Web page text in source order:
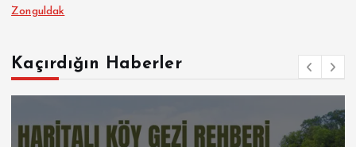
Zonguldak
Kaçırdığın Haberler